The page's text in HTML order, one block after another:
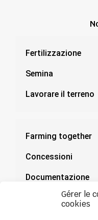
Gérer le
cookies
Fertilizzazione
Semina
Lavorare il terreno
Farming together
Concessioni
Documentazione